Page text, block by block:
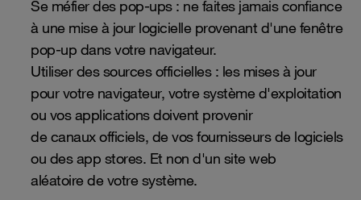
Se méfier des pop-ups : ne faites jamais confiance
à une mise à jour logicielle provenant d'une fenêtre
pop-up dans votre navigateur.
Utiliser des sources officielles : les mises à jour
pour votre navigateur, votre système d'exploitation
ou vos applications doivent provenir
de canaux officiels, de vos fournisseurs de logiciels
ou des app stores. Et non d'un site web
aléatoire de votre système.